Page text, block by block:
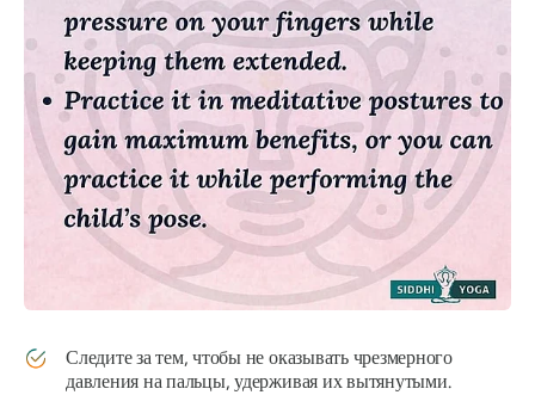
Следите за тем, чтобы не оказывать чрезмерного
давления на пальцы, удерживая их вытянутыми.